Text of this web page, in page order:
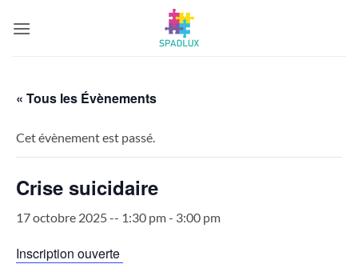
« Tous les Évènements
Cet évènement est passé.
Crise suicidaire
17 octobre 2025 -- 1:30 pm- 3:00 pm
Inscription ouverte